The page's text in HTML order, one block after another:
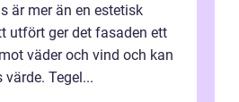
är mer än en estetisk
utfört ger det fasaden ett
väder och vind och kan
Tegel...